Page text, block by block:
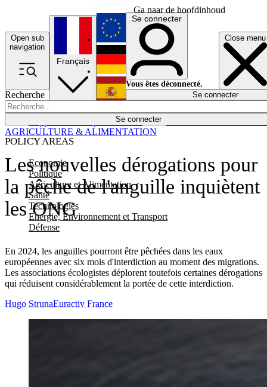
Ga naar de hoofdinhoud
Open sub
navigation
Close menu
Recherche
Se connecter
POLICY AREAS
Economie
Politique
Agriculture et Alimentation
Santé
Technologies
Energie, Environnement et Transport
Défense
Économie
Français
English
Deutsch
Español
Se connecter
Vous êtes déconnecté.
Se connecter
Les nouvelles dérogations pour
la pêche de l'anguille inquiètent
les ONG
En 2024, les anguilles pourront être pêchées dans les eaux
européennes avec six mois d'interdiction au moment des migrations.
Les associations écologistes déplorent toutefois certaines dérogations
qui réduisent considérablement la portée de cette interdiction.
AGRICULTURE & ALIMENTATION
Hugo StrunaEuractiv France